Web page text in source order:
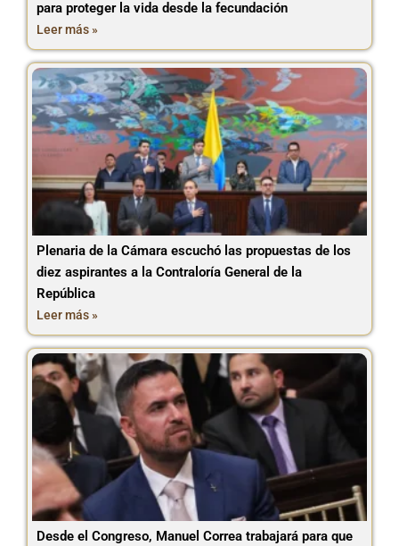
para proteger la vida desde la fecundación
Leer más »
Plenaria de la Cámara escuchó las propuestas de los
diez aspirantes a la Contraloría General de la
República
Leer más »
Desde el Congreso, Manuel Correa trabajará para que